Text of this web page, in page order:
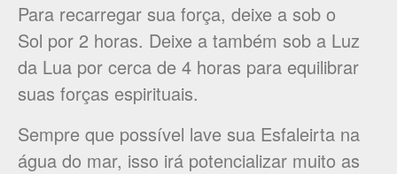
Para recarregar sua força, deixe a sob o
Sol por 2 horas. Deixe a também sob a Luz
da Lua por cerca de 4 horas para equilibrar
suas forças espirituais.
Sempre que possível lave sua Esfaleirta na
água do mar, isso irá potencializar muito as